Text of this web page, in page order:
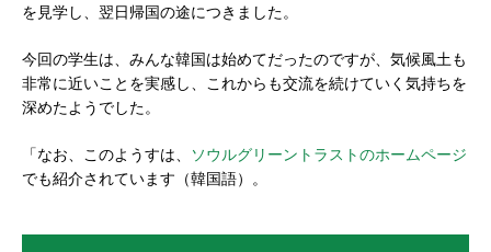
を見学し、翌日帰国の途につきました。
今回の学生は、みんな韓国は始めてだったのですが、気候風土も
非常に近いことを実感し、これからも交流を続けていく気持ちを
深めたようでした。
「なお、このようすは、
ソウルグリーントラストのホームページ
でも紹介されています（韓国語）。